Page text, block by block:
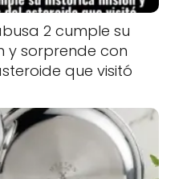
2 cumple su
y sorprende con
que visitó